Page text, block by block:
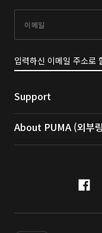
입력하신 이메일 주소로
Support
About PUMA (외부